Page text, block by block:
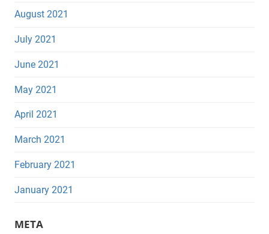
August 2021
July 2021
June 2021
May 2021
April 2021
March 2021
February 2021
January 2021
META